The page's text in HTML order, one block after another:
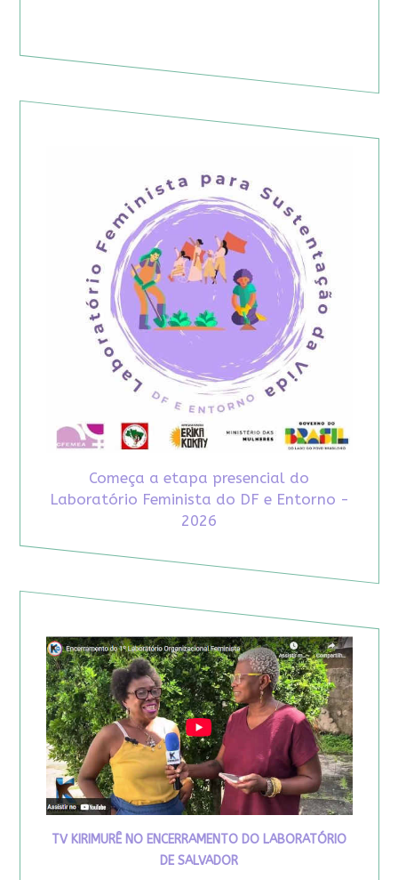
Começa a etapa presencial do
Laboratório Feminista do DF e Entorno -
2026
TV KIRIMURÊ NO ENCERRAMENTO DO LABORATÓRIO
DE SALVADOR